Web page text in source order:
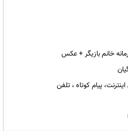
خانم بازیگر + عکس
پیام کوتاه ، تلفن